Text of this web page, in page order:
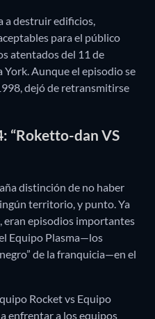
a destruir edificios,
para el público
atentados del 11 de
Aunque el episodio se
dejó de retransmitirse
“Roketto-dan VS
distinción de no haber
territorio, y punto. Ya
eran episodios importantes
Equipo Plasma—los
de la franquicia—en el
Rocket vs Equipo
enfrentar a los equipos